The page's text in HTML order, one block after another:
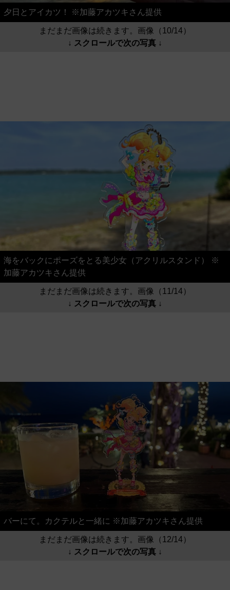
夕日とアイカツ！ ※加藤アカツキさん提供
まだまだ画像は続きます。画像（10/14）
↓ スクロールで次の写真 ↓
海をバックにポーズをとる美少女（アクリルスタンド） ※
加藤アカツキさん提供
まだまだ画像は続きます。画像（11/14）
↓ スクロールで次の写真 ↓
バーにて。カクテルと一緒に ※加藤アカツキさん提供
まだまだ画像は続きます。画像（12/14）
↓ スクロールで次の写真 ↓